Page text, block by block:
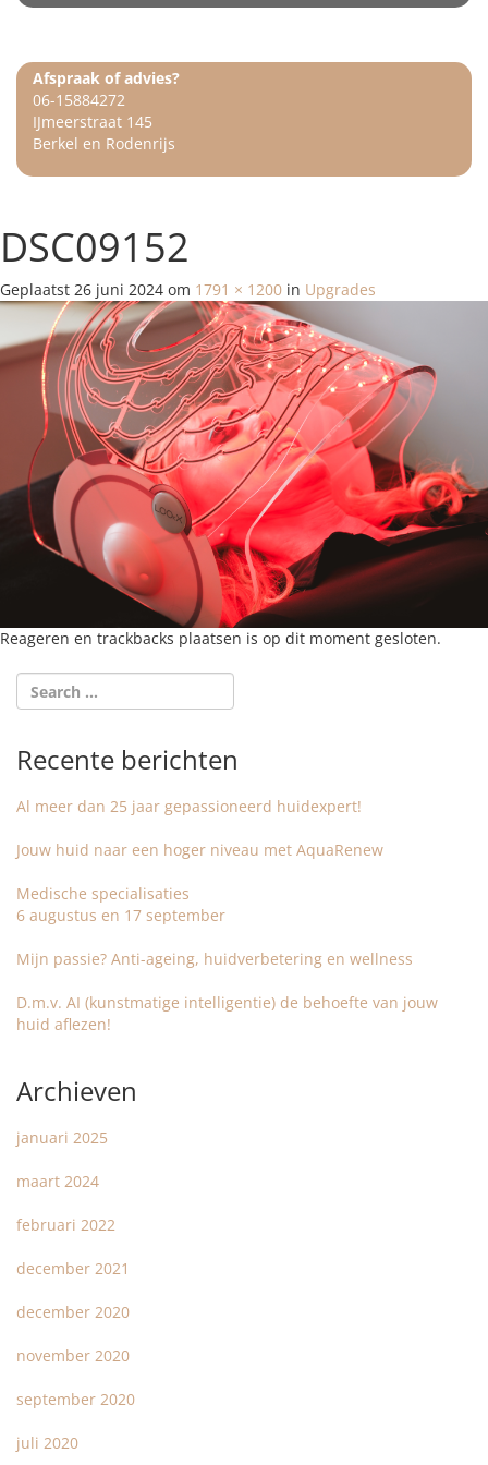
Afspraak of advies?
06-15884272
IJmeerstraat 145
Berkel en Rodenrijs
DSC09152
Geplaatst 26 juni 2024 om 1791 × 1200 in Upgrades
Reageren en trackbacks plaatsen is op dit moment gesloten.
Recente berichten
Al meer dan 25 jaar gepassioneerd huidexpert!
Jouw huid naar een hoger niveau met AquaRenew
Medische specialisaties
6 augustus en 17 september
Mijn passie? Anti-ageing, huidverbetering en wellness
D.m.v. AI (kunstmatige intelligentie) de behoefte van jouw
huid aflezen!
Archieven
januari 2025
maart 2024
februari 2022
december 2021
december 2020
november 2020
september 2020
juli 2020